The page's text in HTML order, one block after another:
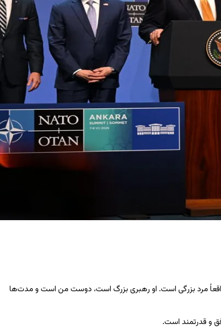
واقعاً مرد بزرگی است. او رهبری بزرگ است، دوست من است و مدت‌ها
و قدرتمند است.